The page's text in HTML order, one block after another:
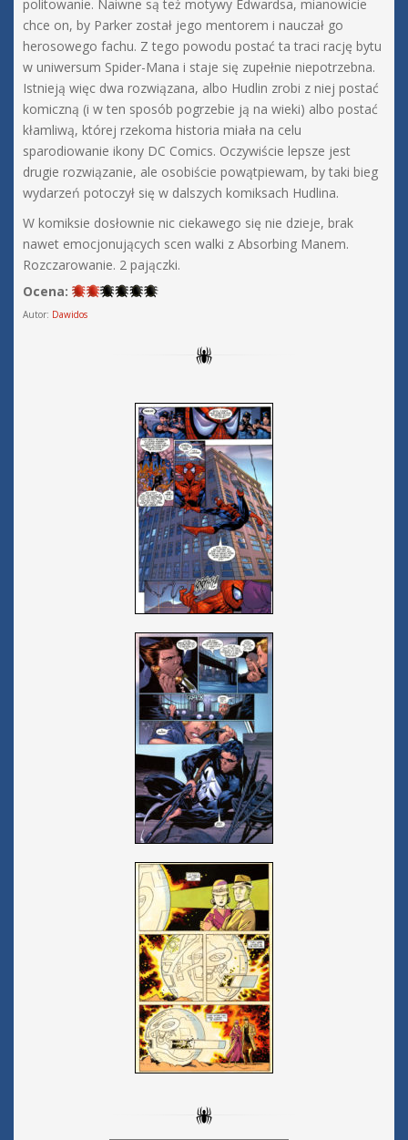
politowanie. Naiwne są też motywy Edwardsa, mianowicie
chce on, by Parker został jego mentorem i nauczał go
herosowego fachu. Z tego powodu postać ta traci rację bytu
w uniwersum Spider-Mana i staje się zupełnie niepotrzebna.
Istnieją więc dwa rozwiązana, albo Hudlin zrobi z niej postać
komiczną (i w ten sposób pogrzebie ją na wieki) albo postać
kłamliwą, której rzekoma historia miała na celu
sparodiowanie ikony DC Comics. Oczywiście lepsze jest
drugie rozwiązanie, ale osobiście powątpiewam, by taki bieg
wydarzeń potoczył się w dalszych komiksach Hudlina.
W komiksie dosłownie nic ciekawego się nie dzieje, brak
nawet emocjonujących scen walki z Absorbing Manem.
Rozczarowanie. 2 pajączki.
Ocena:
Autor: Dawidos